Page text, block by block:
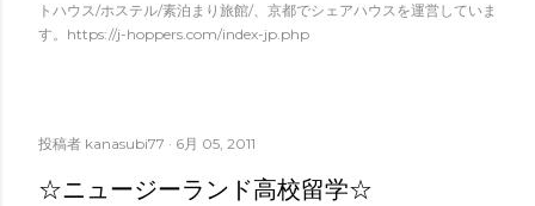
トハウス/ホステル/素泊まり旅館/、京都でシェアハウスを運営していま
す。https://j-hoppers.com/index-jp.php
投稿者 kanasubi77 6月 05, 2011
☆ニュージーランド高校留学☆